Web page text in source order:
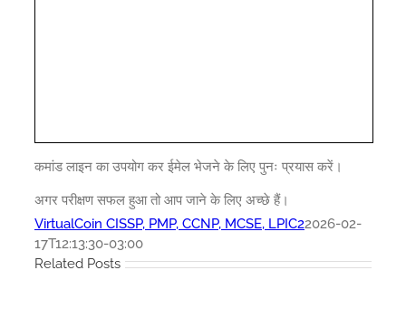
कमांड लाइन का उपयोग कर ईमेल भेजने के लिए पुनः प्रयास करें।
अगर परीक्षण सफल हुआ तो आप जाने के लिए अच्छे हैं।
VirtualCoin CISSP, PMP, CCNP, MCSE, LPIC22026-02-
17T12:13:30-03:00
Related Posts